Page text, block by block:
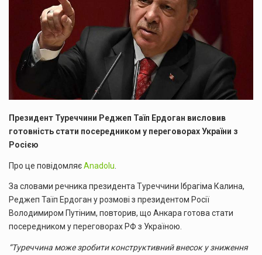
Президент Туреччини Реджеп Таїп Ердоган висловив
готовність стати посередником у переговорах України з
Росією
Про це повідомляєAnadolu
За словами речника президента Туреччини Ібрагіма Калина,
Реджеп Таїп Ердоган у розмові з президентом Росії
Володимиром Путіним, повторив, що Анкара готова стати
посередником у переговорах РФ з Україною.
“Туреччина може зробити конструктивний внесок у зниження